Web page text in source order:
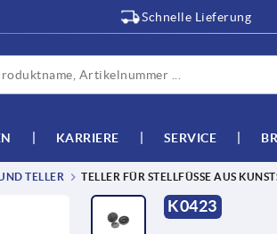
Schnelle Lieferung
KARRIERE SERVICE
TELLER TELLER FÜR STELLFÜSSE AUS
K0423